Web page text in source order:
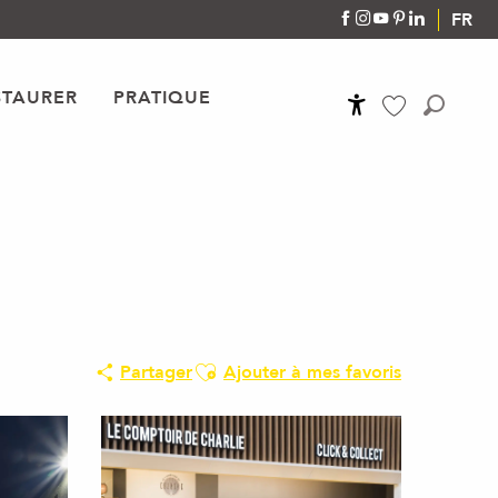
FR
PRATIQUE
PartagerAjouter aux favoris
Ajouter à mes favoris